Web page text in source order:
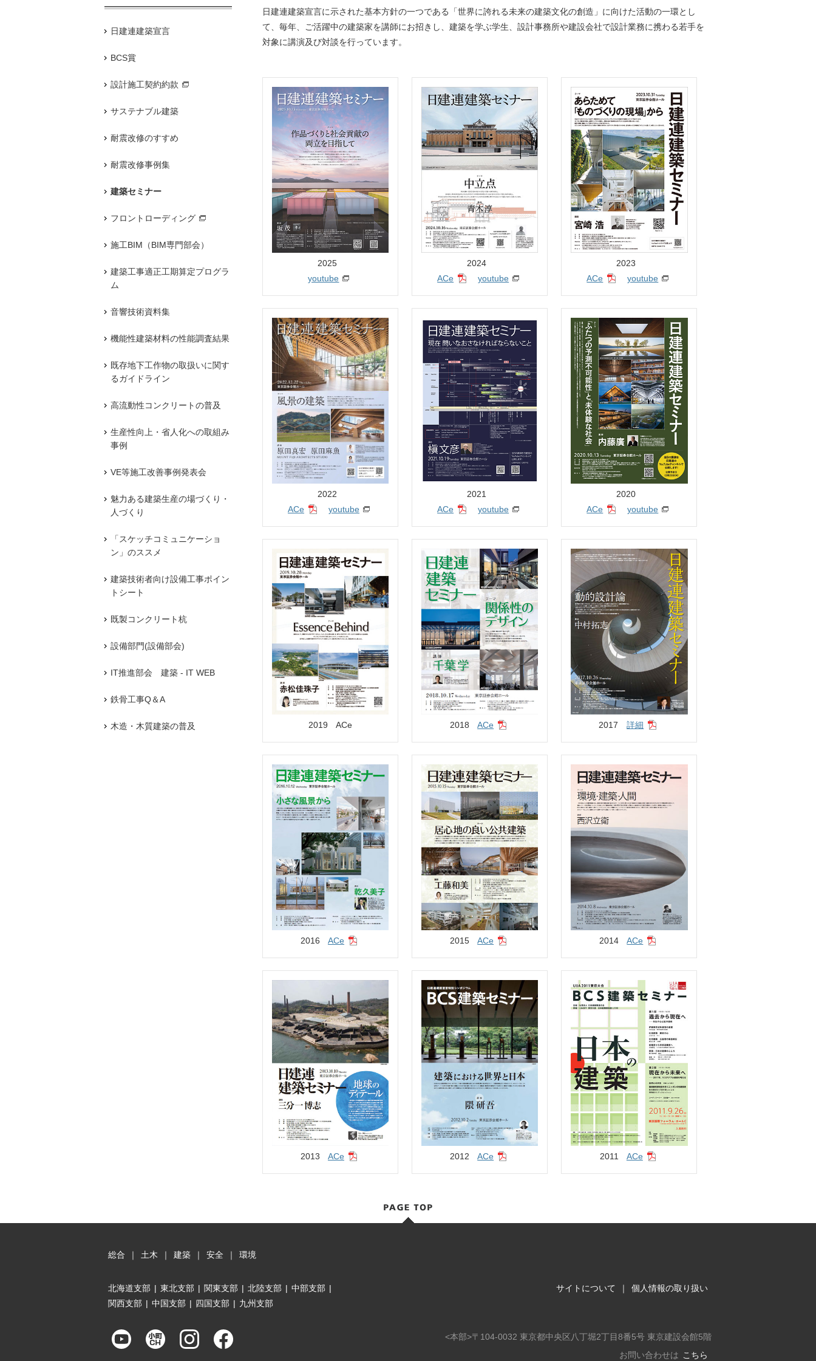
日建連建築宣言に示された基本方針の一つである「世界に誇れる未来の建築文化の創造」に向けた活動の一環とし
て、毎年、ご活躍中の建築家を講師にお招きし、建築を学ぶ学生、設計事務所や建設会社で設計業務に携わる若手を
対象に講演及び対談を行っています。
2025
youtube
2024
ACe
youtube
2023
ACe
youtube
2022
ACe
youtube
2021
ACe
youtube
2020
ACe
youtube
2019 ACe 2018 ACe 2017 詳細
2016 ACe 2015 ACe 2014 ACe
2013 ACe 2012 ACe 2011 ACe
日建連建築宣言
BCS賞
設計施工契約約款
サステナブル建築
耐震改修のすすめ
耐震改修事例集
建築セミナー
フロントローディング
施工BIM（BIM専門部会）
建築工事適正工期算定プログラ
ム
音響技術資料集
機能性建築材料の性能調査結果
既存地下工作物の取扱いに関す
るガイドライン
高流動性コンクリートの普及
生産性向上・省人化への取組み
事例
VE等施工改善事例発表会
魅力ある建築生産の場づくり・
人づくり
「スケッチコミュニケーショ
ン」のススメ
建築技術者向け設備工事ポイン
トシート
既製コンクリート杭
設備部門(設備部会)
IT推進部会 建築 - IT WEB
鉄骨工事Q＆A
木造・木質建築の普及
総合 ｜ 土木 ｜ 建築 ｜ 安全 ｜ 環境
サイトについて ｜ 個人情報の取り扱い
北海道支部 | 東北支部 | 関東支部 | 北陸支部 | 中部支部 |
関西支部 | 中国支部 | 四国支部 | 九州支部
<本部>〒104-0032 東京都中央区八丁堀2丁目8番5号 東京建設会館5階
お問い合わせは こちら